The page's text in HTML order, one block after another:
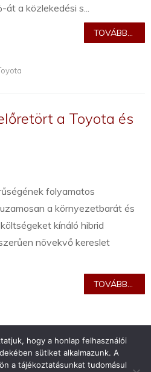
át a közlekedési s...
TOVÁBB...
a Toyota és
folyamatos
a környezetbarát és
kínáló hibrid
növekvő kereslet
TOVÁBB...
hogy a honlap felhasználói
sütiket alkalmazunk. A
a tájékoztatásunkat tudomásul